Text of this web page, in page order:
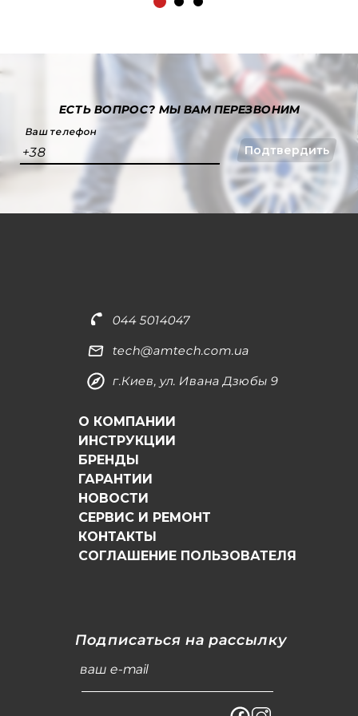
ЕСТЬ ВОПРОС?МЫ ВАМ ПЕРЕЗВОНИМ
Ваш телефон
+38 Подтвердить
044 5014047
tech@amtech.com.ua
г.Киев, ул. Ивана Дзюбы 9
О КОМПАНИИ
ИНСТРУКЦИИ
БРЕНДЫ
ГАРАНТИИ
НОВОСТИ
СЕРВИС И РЕМОНТ
КОНТАКТЫ
СОГЛАШЕНИЕ ПОЛЬЗОВАТЕЛЯ
Подписаться на рассылку
ваш e-mail